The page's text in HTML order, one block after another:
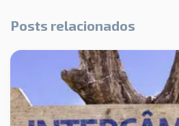
Posts relacionados